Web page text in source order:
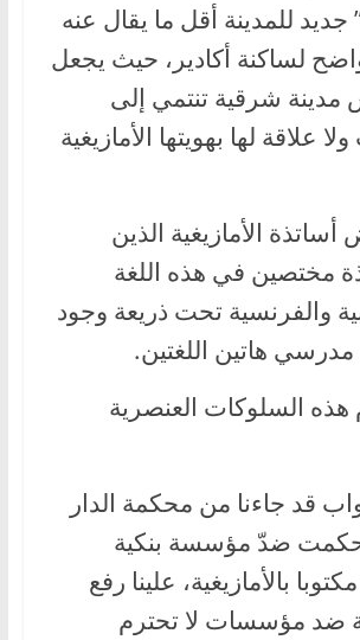
جديد للمدينة أقل ما يقال عنه
لساكنة أكادير، حيث يجعل
شرقية تنتمي إلى
علاقة لها بهويتها الأمازيغية
الأمازيغية الذين
مختصين في هذه اللغة
والفرنسية تحت ذريعة وجود
هاتين اللغتين.
هذه السلوكات العنصرية
قد جاءنا من محكمة الدار
حكمت ضدّ مؤسسة بنكية
بالأمازيغية، علينا رفع
ضد مؤسسات لا تحترم